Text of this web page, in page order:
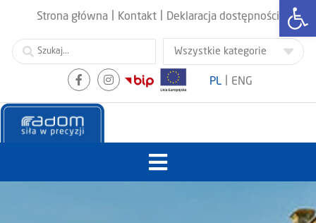
Strona główna Kontakt Deklaracja dostępności
PL ENG